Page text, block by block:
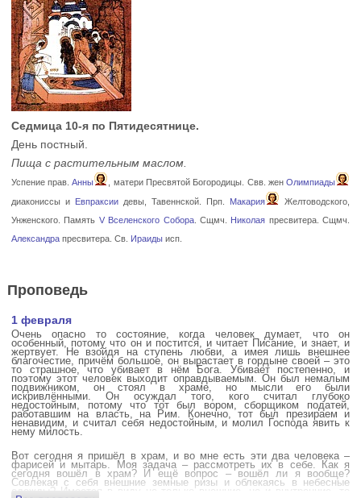
Седмица 10-я по Пятидесятнице.
День постный.
Пища с растительным маслом.
Успение прав.Анны , матери Пресвятой Богородицы. Свв. женОлимпиады
диакониссы и Евпраксиидевы, Тавеннской. Прп. Макария
Желтоводского,
Унженского. Память V Вселенского Собора. Сщмч. Николая пресвитера. Сщмч.
Александрапресвитера. Св. Ираидыисп.
Проповедь
1 февраля
Очень опасно то состояние, когда человек думает, что он
особенный, потому что он и постится, и читает Писание, и знает, и
жертвует. Не взойдя на ступень любви, а имея лишь внешнее
благочестие, причём большое, он вырастает в гордыне своей – это
то страшное, что убивает в нём Бога. Убивает постепенно, и
поэтому этот человек выходит оправдываемым. Он был немалым
подвижником, он стоял в храме, но мысли его были
искривлёнными. Он осуждал того, кого считал глубоко
недостойным, потому что тот был вором, сборщиком податей,
работавшим на власть, на Рим. Конечно, тот был презираем и
ненавидим, и считал себя недостойным, и молил Господа явить к
нему милость.
Вот сегодня я пришёл в храм, и во мне есть эти два человека –
фарисей и мытарь. Моя задача – рассмотреть их в себе. Как я
сегодня вошёл в храм? И ещё вопрос – вошёл ли я вообще?
Совлекая с себя внешние земные ризы и облекаясь в небесные
одежды? Имеется в виду не только внешние, но и внутренние, то